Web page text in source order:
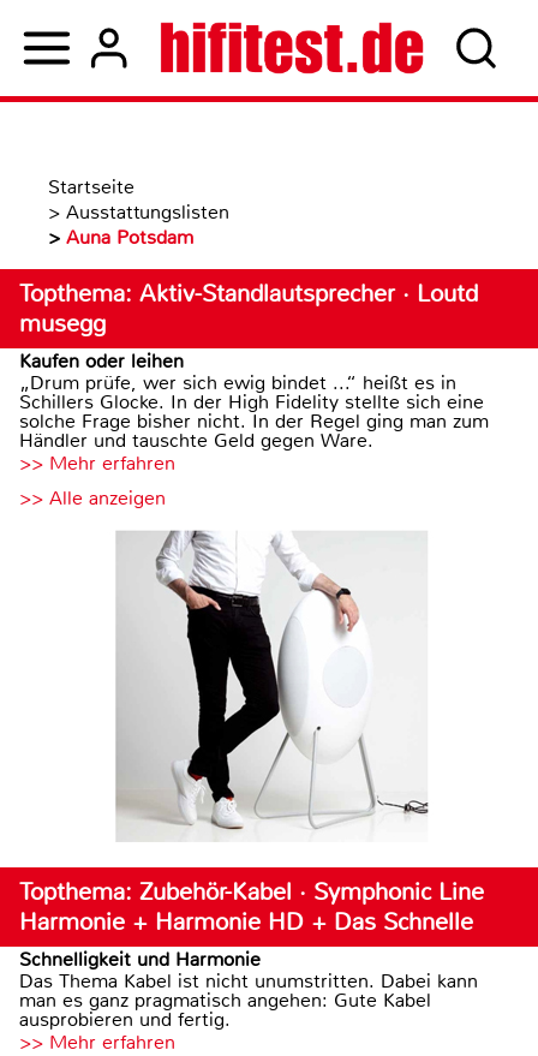
Startseite
> Ausstattungslisten
> Auna Potsdam
Topthema: Aktiv-Standlautsprecher · Loutd
musegg
Kaufen oder leihen
„Drum prüfe, wer sich ewig bindet ...“ heißt es in
Schillers Glocke. In der High Fidelity stellte sich eine
solche Frage bisher nicht. In der Regel ging man zum
Händler und tauschte Geld gegen Ware.
>> Mehr erfahren
>> Alle anzeigen
Topthema: Zubehör-Kabel · Symphonic Line
Harmonie + Harmonie HD + Das Schnelle
Schnelligkeit und Harmonie
Das Thema Kabel ist nicht unumstritten. Dabei kann
man es ganz pragmatisch angehen: Gute Kabel
ausprobieren und fertig.
>> Mehr erfahren